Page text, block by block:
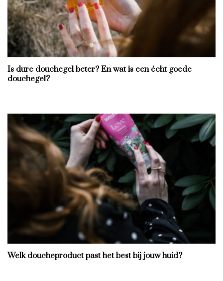
Is dure douchegel beter? En wat is een écht goede
douchegel?
Welk doucheproduct past het best bij jouw huid?